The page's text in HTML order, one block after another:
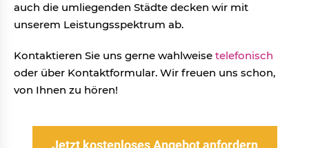
auch die umliegenden Städte decken wir mit
unserem Leistungsspektrum ab.
Kontaktieren Sie uns gerne wahlweise telefonisch
oder über Kontaktformular. Wir freuen uns schon,
von Ihnen zu hören!